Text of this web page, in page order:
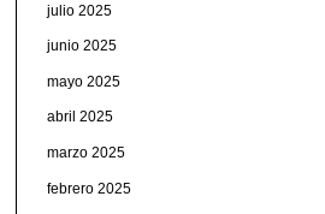
julio 2025
junio 2025
mayo 2025
abril 2025
marzo 2025
febrero 2025